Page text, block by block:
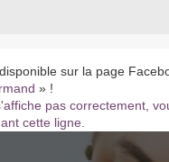
sur la page
» !
pas correctement,
cette ligne.